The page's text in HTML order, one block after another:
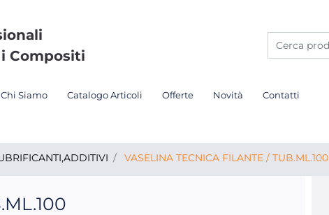
Compositi
Chi Siamo Catalogo Articoli Offerte Novità Contatti
VASELINA TECNICA FILANTE / TUB.ML.100